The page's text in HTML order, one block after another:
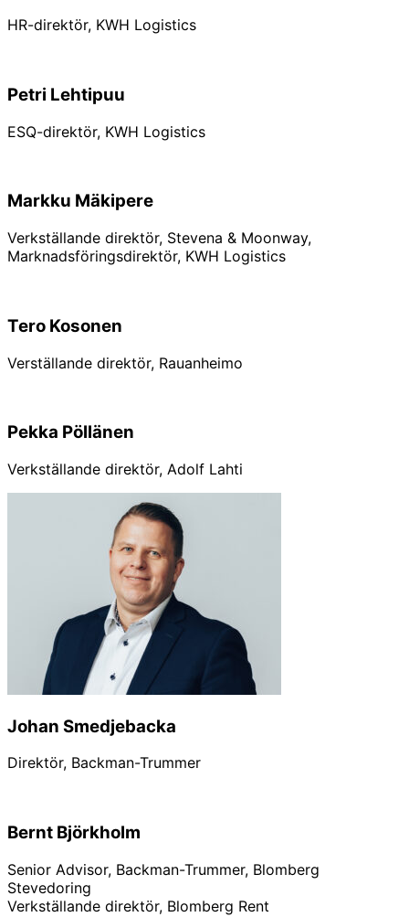
HR-direktör, KWH Logistics
Petri Lehtipuu
ESQ-direktör, KWH Logistics
Markku Mäkipere
Verkställande direktör, Stevena & Moonway,
Marknadsföringsdirektör, KWH Logistics
Tero Kosonen
Verställande direktör, Rauanheimo
Pekka Pöllänen
Verkställande direktör, Adolf Lahti
Johan Smedjebacka
Direktör, Backman-Trummer
Bernt Björkholm
Senior Advisor, Backman-Trummer, Blomberg
Stevedoring
Verkställande direktör, Blomberg Rent